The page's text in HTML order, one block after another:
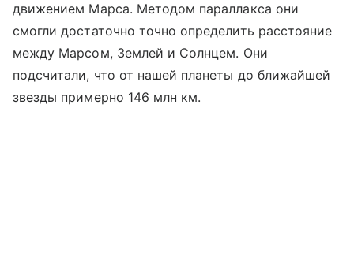
движением Марса. Методом параллакса они
смогли достаточно точно определить расстояние
между Марсом, Землей и Солнцем. Они
подсчитали, что от нашей планеты до ближайшей
звезды примерно 146 млн км.